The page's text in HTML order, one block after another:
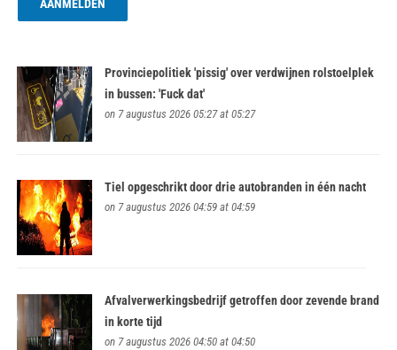
Provinciepolitiek 'pissig' over verdwijnen rolstoelplek
in bussen: 'Fuck dat'
on 7 augustus 2026 05:27 at 05:27
Tiel opgeschrikt door drie autobranden in één nacht
on 7 augustus 2026 04:59 at 04:59
Afvalverwerkingsbedrijf getroffen door zevende brand
in korte tijd
on 7 augustus 2026 04:50 at 04:50